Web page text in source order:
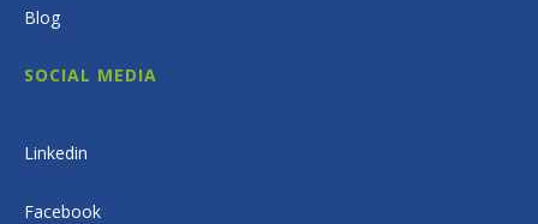
Blog
SOCIAL MEDIA
Linkedin
Facebook